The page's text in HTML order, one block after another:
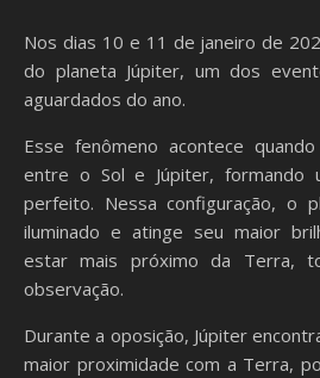
Nos dias 10 e 11 de janeiro de
do planeta Júpiter, um dos
aguardados do ano.
Esse fenômeno acontece
entre o Sol e Júpiter, formando
perfeito. Nessa configuração, o
iluminado e atinge seu maior
estar mais próximo da Terra,
observação.
Durante a oposição, Júpiter
maior proximidade com a Terra,